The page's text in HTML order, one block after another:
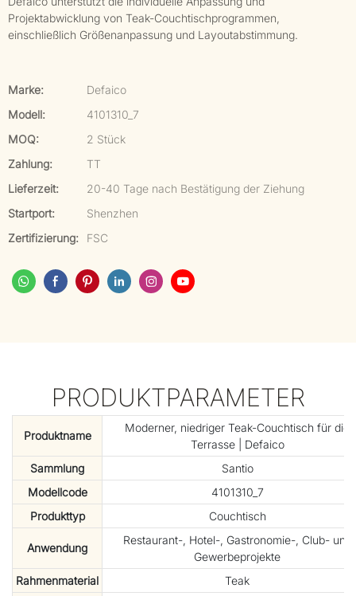
Projektabwicklung von Teak-Couchtischprogrammen,
einschließlich Größenanpassung und Layoutabstimmung.
Marke:
Defaico
Modell:
4101310_7
MOQ:
2 Stück
Zahlung:
TT
Lieferzeit:
20-40 Tage nach Bestätigung der Ziehung
Startport:
Shenzhen
Zertifizierung:
FSC
PRODUKTPARAMETER
Produktname
Moderner, niedriger Teak-Couchtisch für die
Terrasse | Defaico
Sammlung
Santio
Modellcode
4101310_7
Produkttyp
Couchtisch
Anwendung
Restaurant-, Hotel-, Gastronomie-, Club- und
Gewerbeprojekte
Rahmenmaterial
Teak